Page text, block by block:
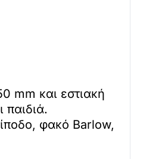
mm και εστιακή
παιδιά.
φακό Barlow,